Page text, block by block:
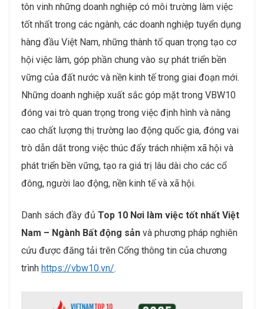
tôn vinh những doanh nghiệp có môi trường làm việc
tốt nhất trong các ngành, các doanh nghiệp tuyển dụng
hàng đầu Việt Nam, những thành tố quan trọng tạo cơ
hội việc làm, góp phần chung vào sự phát triển bền
vững của đất nước và nền kinh tế trong giai đoạn mới.
Những doanh nghiệp xuất sắc góp mặt trong VBW10
đóng vai trò quan trọng trong việc định hình và nâng
cao chất lượng thị trường lao động quốc gia, đóng vai
trò dẫn dắt trong việc thúc đẩy trách nhiệm xã hội và
phát triển bền vững, tạo ra giá trị lâu dài cho các cổ
đông, người lao động, nền kinh tế và xã hội.
Danh sách đầy đủ Top 10 Nơi làm việc tốt nhất Việt
Nam – Ngành Bất động sản và phương pháp nghiên
cứu được đăng tải trên Cổng thông tin của chương
trình https://vbw10.vn/.